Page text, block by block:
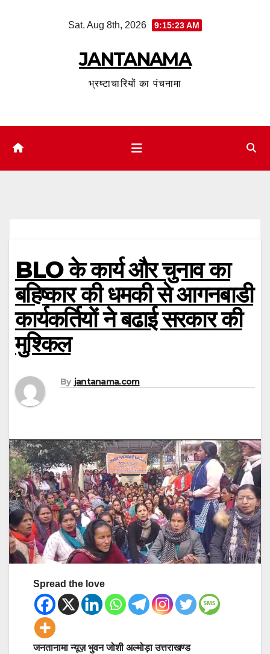
Sat. Aug 8th, 2026 9:15:24 AM
JANTANAMA
भ्रष्टाचारियों का पंचनामा
BLO के कार्य और चुनाव का
बहिष्कार की धमकी से आगनबाडी
कार्यकर्तियों ने बढाई सरकार की
मुश्किल
By jantanama.com
Spread the love
जनतानामा न्यूज़ भुवन जोशी अल्मोड़ा उत्तराखण्ड